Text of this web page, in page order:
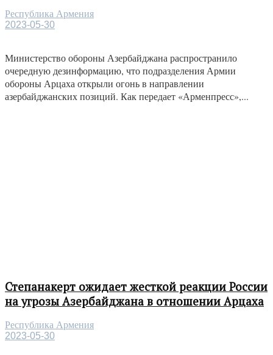
Республика Армения
2023-05-30
Министерство обороны Азербайджана распространило
очередную дезинформацию, что подразделения Армии
обороны Арцаха открыли огонь в направлении
азербайджанских позиций. Как передает «Арменпресс»,...
Степанакерт ожидает жесткой реакции России
на угрозы Азербайджана в отношении Арцаха
Республика Армения
2023-05-30